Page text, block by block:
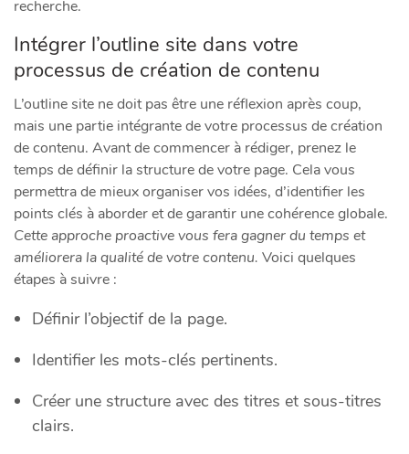
recherche.
Intégrer l’outline site dans votre
processus de création de contenu
L’outline site ne doit pas être une réflexion après coup,
mais une partie intégrante de votre processus de création
de contenu. Avant de commencer à rédiger, prenez le
temps de définir la structure de votre page. Cela vous
permettra de mieux organiser vos idées, d’identifier les
points clés à aborder et de garantir une cohérence globale.
Cette approche proactive vous fera gagner du temps et
améliorera la qualité de votre contenu. Voici quelques
étapes à suivre :
Définir l’objectif de la page.
Identifier les mots-clés pertinents.
Créer une structure avec des titres et sous-titres
clairs.